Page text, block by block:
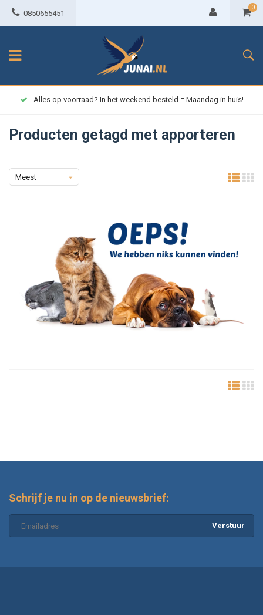
0850655451
0
Alles op voorraad? In het weekend besteld = Maandag in huis!
Producten getagd met apporteren
Meest
Schrijf je nu in op de nieuwsbrief:
Verstuur